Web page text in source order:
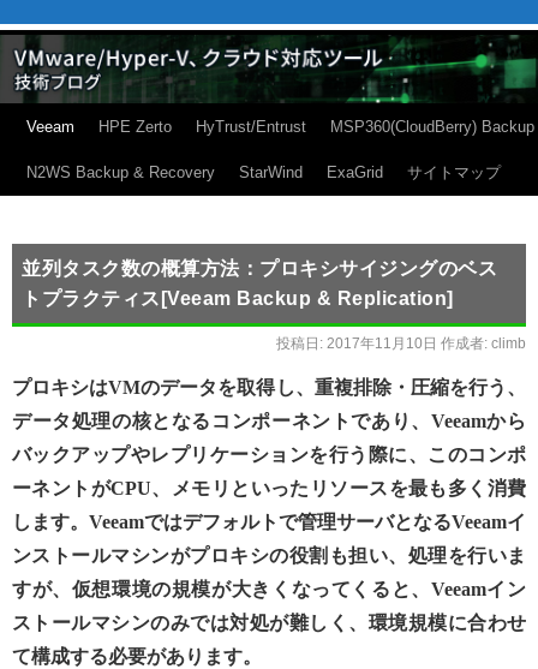
Veeam HPE Zerto HyTrust/Entrust MSP360(CloudBerry) Backup
N2WS Backup & Recovery StarWind ExaGrid サイトマップ
並列タスク数の概算方法：プロキシサイジングのベス
トプラクティス[Veeam Backup & Replication]
投稿日: 2017年11月10日 作成者: climb
プロキシはVMのデータを取得し、重複排除・圧縮を行う、
データ処理の核となるコンポーネントであり、Veeamから
バックアップやレプリケーションを行う際に、このコンポ
ーネントがCPU、メモリといったリソースを最も多く消費
します。Veeamではデフォルトで管理サーバとなるVeeamイ
ンストールマシンがプロキシの役割も担い、処理を行いま
すが、仮想環境の規模が大きくなってくると、Veeamイン
ストールマシンのみでは対処が難しく、環境規模に合わせ
て構成する必要があります。